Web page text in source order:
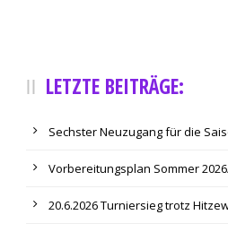
LETZTE BEITRÄGE:
Sechster Neuzugang für die
Vorbereitungsplan Sommer
20.6.2026 Turniersieg trotz